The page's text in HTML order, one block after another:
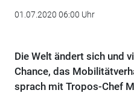
01.07.2020 06:00 Uhr
Die Welt ändert sich und
Chance, das
sprach mit Tropos-Chef